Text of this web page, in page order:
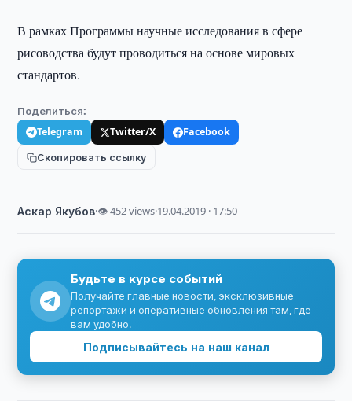
В рамках Программы научные исследования в сфере
рисоводства будут проводиться на основе мировых
стандартов.
Поделиться:
Telegram Twitter/X
Facebook
Скопировать ссылку
Аскар Якубов·👁 452 views·19.04.2019 · 17:50
Будьте в курсе событий
Получайте главные новости, эксклюзивные
репортажи и оперативные обновления там, где
вам удобно.
Подписывайтесь на наш канал